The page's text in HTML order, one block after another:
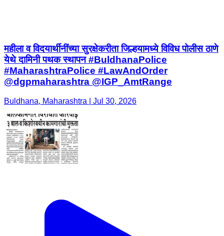
महीला व विदयार्थीनींच्या सुरक्षेकरीता जिल्हयामध्ये विविध पोलीस ठाणे
येथे दामिनी पथक स्थापन #BuldhanaPolice
#MaharashtraPolice #LawAndOrder
@dgpmaharashtra @IGP_AmtRange
Buldhana, Maharashtra | Jul 30, 2026